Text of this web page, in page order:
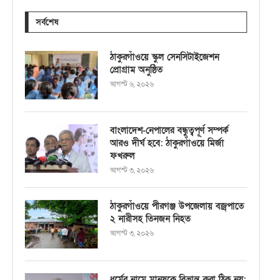
সর্বশেষ
ঠাকুরগাঁওয়ে স্কুল সেনসিটাইজেশন
প্রোগ্রাম অনুষ্ঠিত
আগস্ট ৬, ২০২৬
বাংলাদেশ-নেপালের বন্ধুত্বপূর্ণ সম্পর্ক
আরও দীর্ঘ হবে: ঠাকুরগাঁওয়ে মির্জা
ফখরুল
আগস্ট ৩, ২০২৬
ঠাকুরগাঁওয়ে পীরগঞ্জ উপজেলায় বজ্রপাতে
২ নারীসহ তিনজন নিহত
আগস্ট ৩, ২০২৬